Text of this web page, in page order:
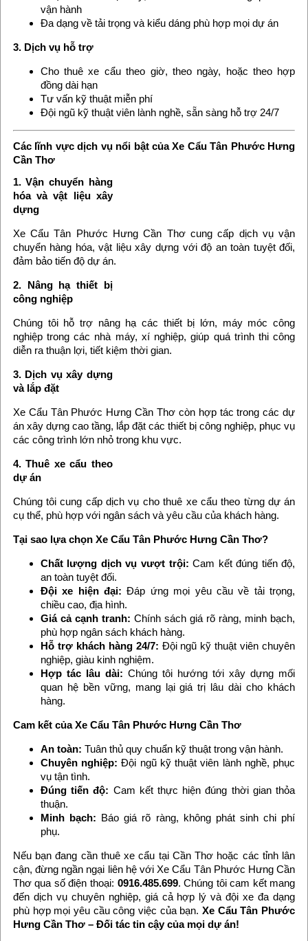
vận hành
Đa dạng về tải trọng và kiểu dáng phù hợp mọi dự án
3. Dịch vụ hỗ trợ
Cho thuê xe cẩu theo giờ, theo ngày, hoặc theo hợp
đồng dài hạn
Tư vấn kỹ thuật miễn phí
Đội ngũ kỹ thuật viên lành nghề, sẵn sàng hỗ trợ 24/7
Các lĩnh vực dịch vụ nổi bật của Xe Cẩu Tân Phước Hưng
Cần Thơ
1. Vận chuyển hàng
hóa và vật liệu xây
dựng
Xe Cẩu Tân Phước Hưng Cần Thơ cung cấp dịch vụ vận
chuyển hàng hóa, vật liệu xây dựng với độ an toàn tuyệt đối,
đảm bảo tiến độ dự án.
2. Nâng hạ thiết bị
công nghiệp
Chúng tôi hỗ trợ nâng hạ các thiết bị lớn, máy móc công
nghiệp trong các nhà máy, xí nghiệp, giúp quá trình thi công
diễn ra thuận lợi, tiết kiệm thời gian.
3. Dịch vụ xây dựng
và lắp đặt
Xe Cẩu Tân Phước Hưng Cần Thơ còn hợp tác trong các dự
án xây dựng cao tầng, lắp đặt các thiết bị công nghiệp, phục vụ
các công trình lớn nhỏ trong khu vực.
4. Thuê xe cẩu theo
dự án
Chúng tôi cung cấp dịch vụ cho thuê xe cẩu theo từng dự án
cụ thể, phù hợp với ngân sách và yêu cầu của khách hàng.
Tại sao lựa chọn Xe Cẩu Tân Phước Hưng Cần Thơ?
Chất lượng dịch vụ vượt trội: Cam kết đúng tiến độ,
an toàn tuyệt đối.
Đội xe hiện đại: Đáp ứng mọi yêu cầu về tải trọng,
chiều cao, địa hình.
Giá cả cạnh tranh: Chính sách giá rõ ràng, minh bạch,
phù hợp ngân sách khách hàng.
Hỗ trợ khách hàng 24/7: Đội ngũ kỹ thuật viên chuyên
nghiệp, giàu kinh nghiệm.
Hợp tác lâu dài: Chúng tôi hướng tới xây dựng mối
quan hệ bền vững, mang lại giá trị lâu dài cho khách
hàng.
Cam kết của Xe Cẩu Tân Phước Hưng Cần Thơ
An toàn: Tuân thủ quy chuẩn kỹ thuật trong vận hành.
Chuyên nghiệp: Đội ngũ kỹ thuật viên lành nghề, phục
vụ tận tình.
Đúng tiến độ: Cam kết thực hiện đúng thời gian thỏa
thuận.
Minh bạch: Báo giá rõ ràng, không phát sinh chi phí
phụ.
Nếu bạn đang cần thuê xe cẩu tại Cần Thơ hoặc các tỉnh lân
cận, đừng ngần ngại liên hệ với Xe Cẩu Tân Phước Hưng Cần
Thơ qua số điện thoại: 0916.485.699. Chúng tôi cam kết mang
đến dịch vụ chuyên nghiệp, giá cả hợp lý và đội xe đa dạng
phù hợp mọi yêu cầu công việc của bạn.Xe Cẩu Tân Phước
Hưng Cần Thơ – Đối tác tin cậy của mọi dự án!